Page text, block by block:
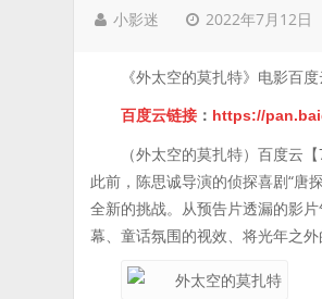
小影迷 2022年7月12日
《外太空的莫扎特》电影百
百度云链接 ： https://
（外太空的莫扎特）百度云
此前，陈思诚导演的侦探喜剧“唐
全新的挑战。从预告片透漏的影
幕、童话氛围的视效、将光年之